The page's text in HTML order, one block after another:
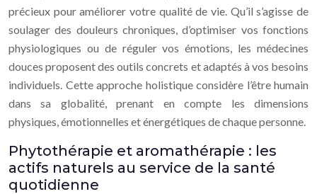
précieux pour améliorer votre qualité de vie. Qu’il s’agisse de
soulager des douleurs chroniques, d’optimiser vos fonctions
physiologiques ou de réguler vos émotions, les médecines
douces proposent des outils concrets et adaptés à vos besoins
individuels. Cette approche holistique considère l’être humain
dans sa globalité, prenant en compte les dimensions
physiques, émotionnelles et énergétiques de chaque personne.
Phytothérapie et aromathérapie : les
actifs naturels au service de la santé
quotidienne